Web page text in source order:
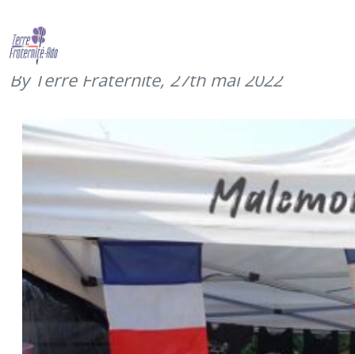
Merci au Brothers-in-Arms (mai
2022)
By Terre Fraternité, 27th mai 2022